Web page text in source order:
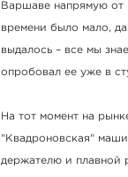
Варшаве напрямую от
времени было мало,
выдалось – все мы
опробовал ее уже в
На тот момент на
"Квадроновская"
держателю и плавной